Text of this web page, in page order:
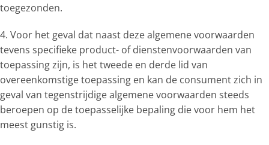
toegezonden.
4. Voor het geval dat naast deze algemene voorwaarden
tevens specifieke product- of dienstenvoorwaarden van
toepassing zijn, is het tweede en derde lid van
overeenkomstige toepassing en kan de consument zich in
geval van tegenstrijdige algemene voorwaarden steeds
beroepen op de toepasselijke bepaling die voor hem het
meest gunstig is.